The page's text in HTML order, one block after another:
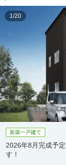
1/20
新築一戸建て
2026年8月完成予
す！